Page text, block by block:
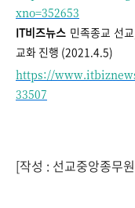
xno=352653
IT비즈뉴스 민족종교 선
교화 진행 (2021.4.5)
https://
33507
[작성 : 선교중앙종